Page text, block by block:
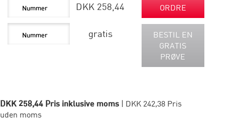
DKK 258,44 ORDRE
gratis
BESTIL EN
GRATIS
PRØVE
DKK 258,44 Pris inklusive moms | DKK 242,38 Pris
uden moms